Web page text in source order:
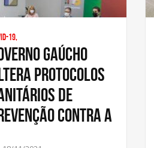
19,
gaúcho
protocolos
de
contra a